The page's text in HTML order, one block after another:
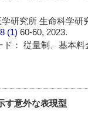
研究所 生命科学研
(1)60-60, 2023.
： 従量制、基本料
す意外な表現型